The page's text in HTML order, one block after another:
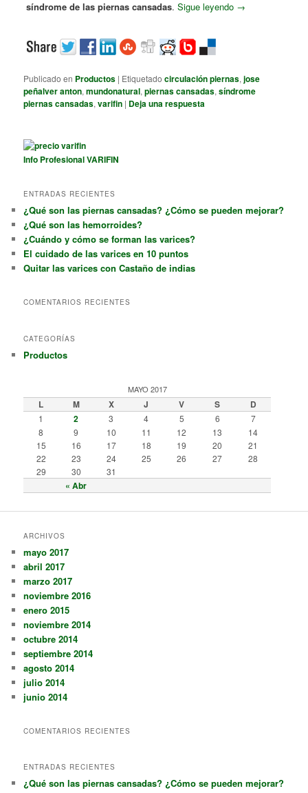
síndrome de las piernas cansadas.Sigue leyendo →
Publicado en Productos | Etiquetado circulación piernas,jose
peñalver anton,mundonatural,piernas cansadas,síndrome
piernas cansadas,varifin | Deja una respuesta
Info Profesional VARIFIN
ENTRADAS RECIENTES
¿Qué son las piernas cansadas? ¿Cómo se pueden mejorar?
¿Qué son las hemorroides?
¿Cuándo y cómo se forman las varices?
El cuidado de las varices en 10 puntos
Quitar las varices con Castaño de indias
COMENTARIOS RECIENTES
CATEGORÍAS
Productos
MAYO 2017
L M X J V S D
« Abr
1 2 3 4 5 6
7
8
9 10 11 12 13
14
15
16 17 18 19 20
21
22
23 24 25 26 27
28
29
30 31
ARCHIVOS
mayo 2017
abril 2017
marzo 2017
noviembre 2016
enero 2015
noviembre 2014
octubre 2014
septiembre 2014
agosto 2014
julio 2014
junio 2014
COMENTARIOS RECIENTES
ENTRADAS RECIENTES
¿Qué son las piernas cansadas? ¿Cómo se pueden mejorar?